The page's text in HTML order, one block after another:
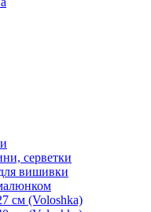
серветки
вишивки
см (Voloshka)